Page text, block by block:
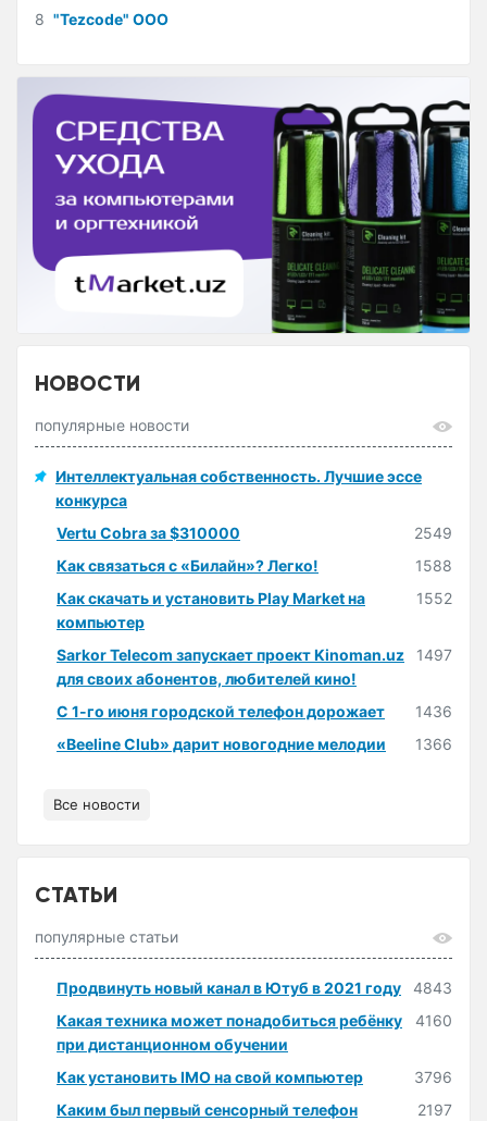
8 "Tezcode" ООО
НОВОСТИ
популярные новости
Интеллектуальная собственность. Лучшие эссе
конкурса
Vertu Cobra за $310000
2549
Как связаться с «Билайн»? Легко!
1588
Как скачать и установить Play Market на
компьютер
1552
Sarkor Telecom запускает проект Kinoman.uz
для своих абонентов, любителей кино!
1497
С 1-го июня городской телефон дорожает
1436
«Beeline Club» дарит новогодние мелодии
1366
Все новости
СТАТЬИ
популярные статьи
Продвинуть новый канал в Ютуб в 2021 году
4843
Какая техника может понадобиться ребёнку
при дистанционном обучении
4160
Как установить IMO на свой компьютер
3796
Каким был первый сенсорный телефон
2197